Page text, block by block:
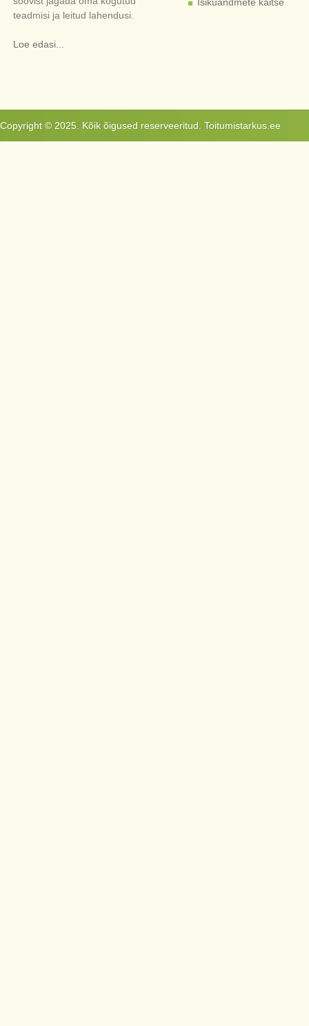
teadmisi ja leitud lahendusi.
Loe edasi...
Copyright © 2025. Kõik õigused reserveeritud. Toitumistarkus.ee